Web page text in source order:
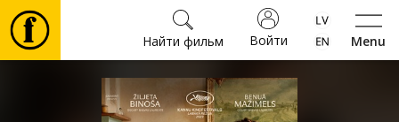
Menu
Войти
Найти фильм
Фильмы